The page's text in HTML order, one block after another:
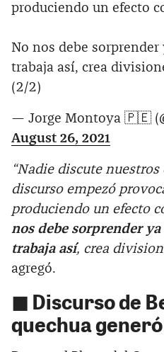
produciendo un efecto
No nos debe
trabaja así, crea
(2/2)
— Jorge Montoya 🇵🇪
August 26, 2021
“Nadie discute
discurso empezó
produciendo un efecto
nos debe sorprender
trabaja así, crea
agregó.
◼ Discurso de
quechua